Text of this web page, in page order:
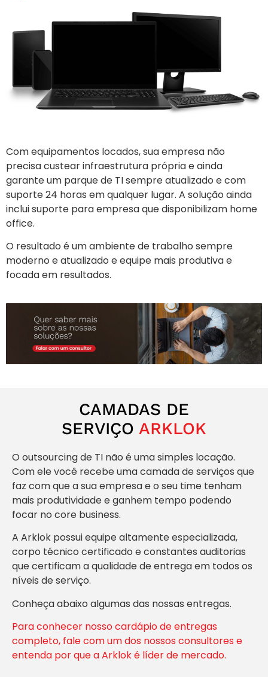
Com equipamentos locados, sua empresa não
precisa custear infraestrutura própria e ainda
garante um parque de TI sempre atualizado e com
suporte 24 horas em qualquer lugar. A solução ainda
inclui suporte para empresa que disponibilizam home
office.
O resultado é um ambiente de trabalho sempre
moderno e atualizado e equipe mais produtiva e
focada em resultados.
CAMADAS DE
SERVIÇO ARKLOK
O outsourcing de TI não é uma simples locação.
Com ele você recebe uma camada de serviços que
faz com que a sua empresa e o seu time tenham
mais produtividade e ganhem tempo podendo
focar no core business.
A Arklok possui equipe altamente especializada,
corpo técnico certificado e constantes auditorias
que certificam a qualidade de entrega em todos os
níveis de serviço.
Conheça abaixo algumas das nossas entregas.
Para conhecer nosso cardápio de entregas
completo, fale com um dos nossos consultores e
entenda por que a Arklok é líder de mercado.